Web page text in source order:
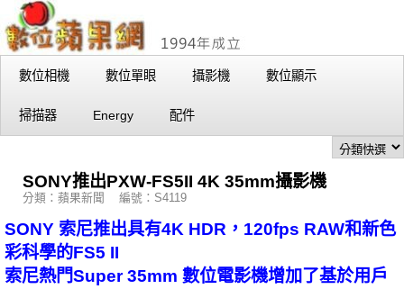
數位相機 數位單眼 攝影機 數位顯示
掃描器 Energy 配件
SONY推出PXW-FS5II 4K 35mm攝影機
分類：蘋果新聞 編號：S4119
SONY 索尼推出具有4K HDR，120fps RAW和新色
彩科學的FS5 II
索尼熱門Super 35mm 數位電影機增加了基於用戶